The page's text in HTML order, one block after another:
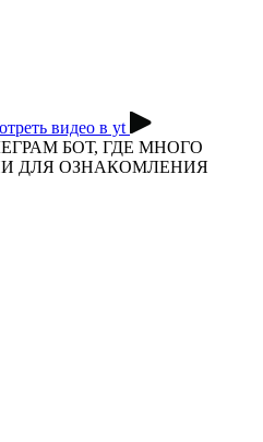
видео в yt
БОТ, ГДЕ МНОГО
ДЛЯ ОЗНАКОМЛЕНИЯ